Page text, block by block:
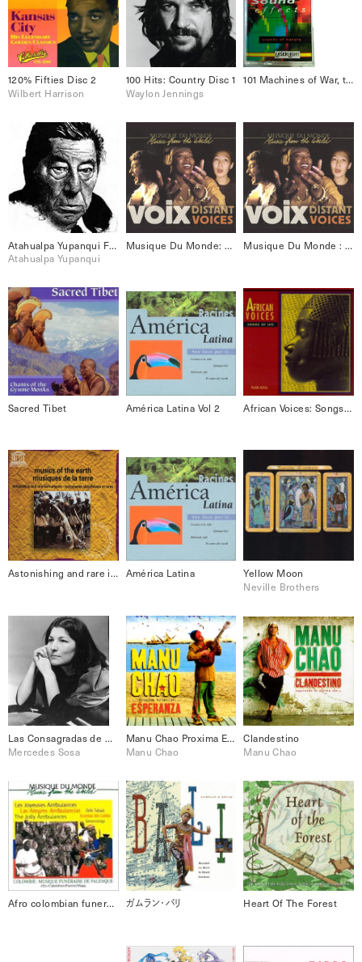
120% Fifties Disc 2
Wilbert Harrison
100 Hits: Country Disc 1
Waylon Jennings
101 Machines of War, the: 101 Digital Sound Effects (1993)
Atahualpa Yupanqui Folklore Best 18
Atahualpa Yupanqui
Musique Du Monde: Voix [Disc 2] Musique Du Monde : Voix – Distant Voices
Sacred Tibet América Latina Vol 2 African Voices: Songs of Life
Astonishing and rare instruments Musics Of The Earth América Latina
Yellow Moon
Neville Brothers
Las Consagradas de Atahualpa y Mercedes
Mercedes Sosa
Manu Chao Proxima Estacion: Esperanza
Manu Chao
Clandestino
Manu Chao
Afro colombian funeral music : Batata, el legado del Palenque [Disc 1] ガムラン・バリ Heart Of The Forest